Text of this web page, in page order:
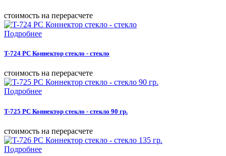
cтоимость на перерасчете
Подробнее
T-724 PC Коннектор стекло - стекло
cтоимость на перерасчете
Подробнее
T-725 PC Коннектор стекло - стекло 90 гр.
cтоимость на перерасчете
Подробнее